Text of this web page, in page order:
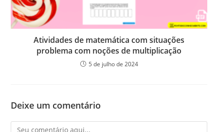
Atividades de matemática com situações
problema com noções de multiplicação
5 de julho de 2024
Deixe um comentário
Comentário